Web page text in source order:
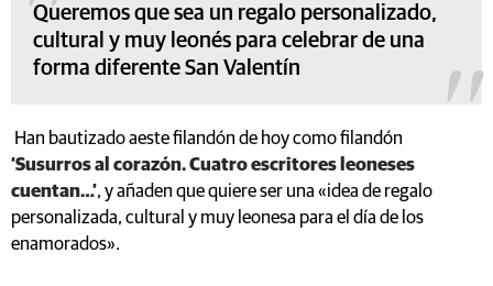
Queremos que sea un regalo personalizado,
cultural y muy leonés para celebrar de una
forma diferente San Valentín
Han bautizado aeste filandón de hoy como filandón
‘Susurros al corazón. Cuatro escritores leoneses
cuentan…’, y añaden que quiere ser una «idea de regalo
personalizada, cultural y muy leonesa para el día de los
enamorados».